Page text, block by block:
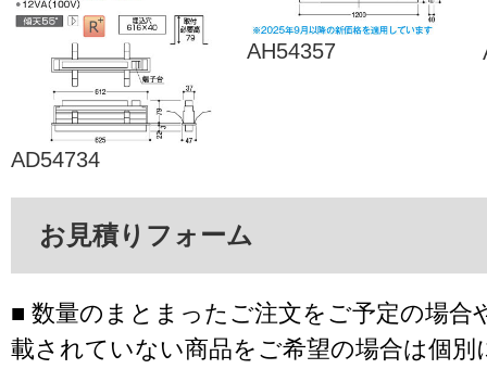
AD54734
AH54357
お見積りフォーム
■ 数量のまとまったご注文をご予定の場合
載されていない商品をご希望の場合は個別